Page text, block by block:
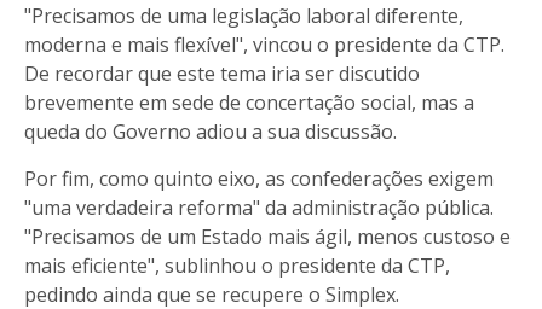
"Precisamos de uma legislação laboral diferente,
moderna e mais flexível", vincou o presidente da CTP.
De recordar que este tema iria ser discutido
brevemente em sede de concertação social, mas a
queda do Governo adiou a sua discussão.
Por fim, como quinto eixo, as confederações exigem
"uma verdadeira reforma" da administração pública.
"Precisamos de um Estado mais ágil, menos custoso e
mais eficiente", sublinhou o presidente da CTP,
pedindo ainda que se recupere o Simplex.